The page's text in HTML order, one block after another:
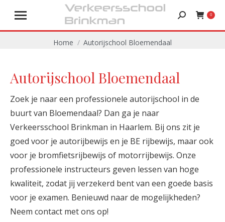
Zoeken: 0
Je bent hier:
Home Autorijschool Bloemendaal
Autorijschool Bloemendaal
Zoek je naar een professionele autorijschool in de
buurt van Bloemendaal? Dan ga je naar
Verkeersschool Brinkman in Haarlem. Bij ons zit je
goed voor je autorijbewijs en je BE rijbewijs, maar ook
voor je bromfietsrijbewijs of motorrijbewijs. Onze
professionele instructeurs geven lessen van hoge
kwaliteit, zodat jij verzekerd bent van een goede basis
voor je examen. Benieuwd naar de mogelijkheden?
Neem contact met ons op!